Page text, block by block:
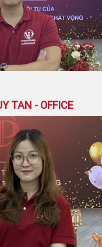
TAN - OFFICE